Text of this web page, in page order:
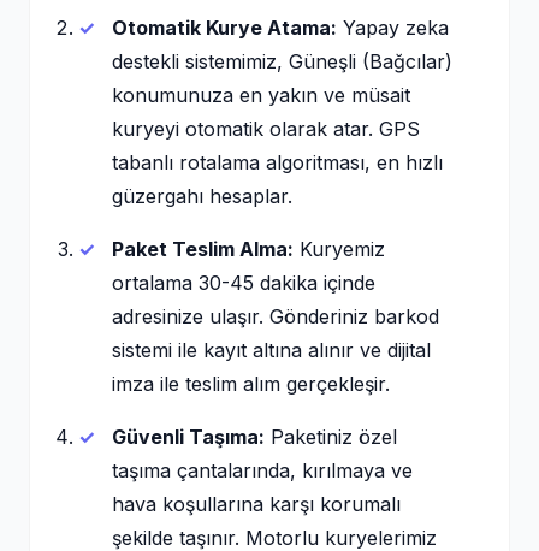
Otomatik Kurye Atama: Yapay zeka
destekli sistemimiz, Güneşli (Bağcılar)
konumunuza en yakın ve müsait
kuryeyi otomatik olarak atar. GPS
tabanlı rotalama algoritması, en hızlı
güzergahı hesaplar.
Paket Teslim Alma: Kuryemiz
ortalama 30-45 dakika içinde
adresinize ulaşır. Gönderiniz barkod
sistemi ile kayıt altına alınır ve dijital
imza ile teslim alım gerçekleşir.
Güvenli Taşıma: Paketiniz özel
taşıma çantalarında, kırılmaya ve
hava koşullarına karşı korumalı
şekilde taşınır. Motorlu kuryelerimiz